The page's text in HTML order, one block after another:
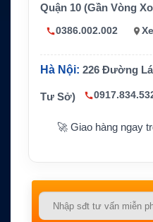
Dung lượng
Kích thước
Quận 10 (Gần Vòng
0386.002.002
Hà Nội: 226 Đường
Tư Sở)
🚀 Giao hàng ngay